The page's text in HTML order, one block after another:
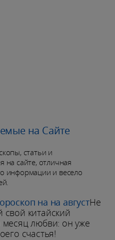
на Сайте
статьи и
на сайте, отличная
информации и весело
на на августНе
китайский
месяц любви: он уже
счастья!